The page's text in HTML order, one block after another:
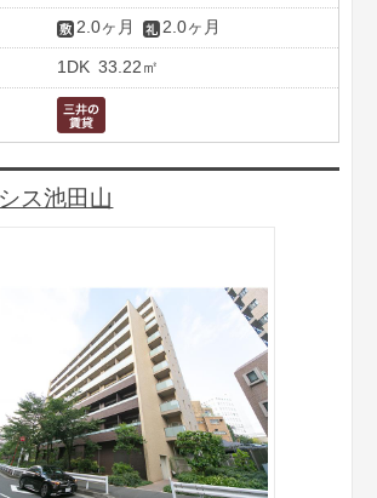
2.0ヶ月 2.0ヶ月
1DK 33.22㎡
ス池田山